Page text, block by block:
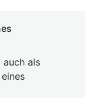
auch als